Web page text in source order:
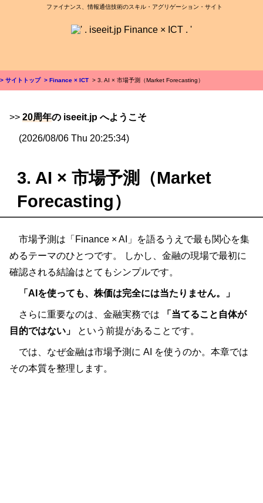
ファイナンス、情報通信技術のスキル・アグリゲーション・サイト
> サイトトップ > Finance × ICT > 3. AI × 市場予測（Market Forecasting）
>> 20周年の iseeit.jp へようこそ
(2026/08/06 Thu 20:25:34)
3. AI × 市場予測（Market
Forecasting）
市場予測は「Finance × AI」を語るうえで最も関心を集
めるテーマのひとつです。 しかし、金融の現場で最初に
確認される結論はとてもシンプルです。
「AIを使っても、株価は完全には当たりません。」
さらに重要なのは、金融実務では
「当てること自体が
目的ではない」
という前提があることです。
では、なぜ金融は市場予測に AI を使うのか。本章では
その本質を整理します。